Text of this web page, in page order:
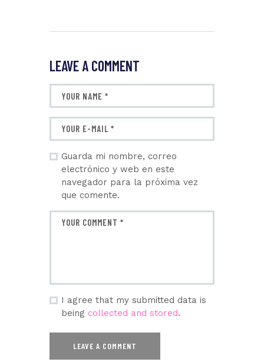
LEAVE A COMMENT
Guarda mi nombre, correo
electrónico y web en este
navegador para la próxima vez
que comente.
I agree that my submitted data is
being collected and stored.